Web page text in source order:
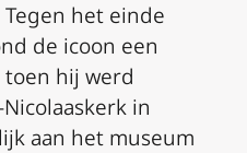
het einde
de icoon een
hij werd
in
aan het museum